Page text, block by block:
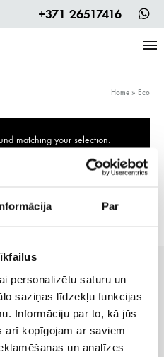
Par
personalizētu saturu un
saziņas līdzekļu funkcijas
Informāciju par to, kā jūs
arī kopīgojam ar saviem
un analīzes
+371 26517416
Home » Eco
matching your selection.